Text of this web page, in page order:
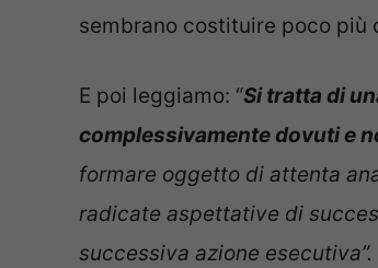
sembrano costituire poco più
E poi leggiamo: “Si tratta di
complessivamente dovuti e
formare oggetto di attenta
radicate aspettative di
successiva azione esecutiva”.